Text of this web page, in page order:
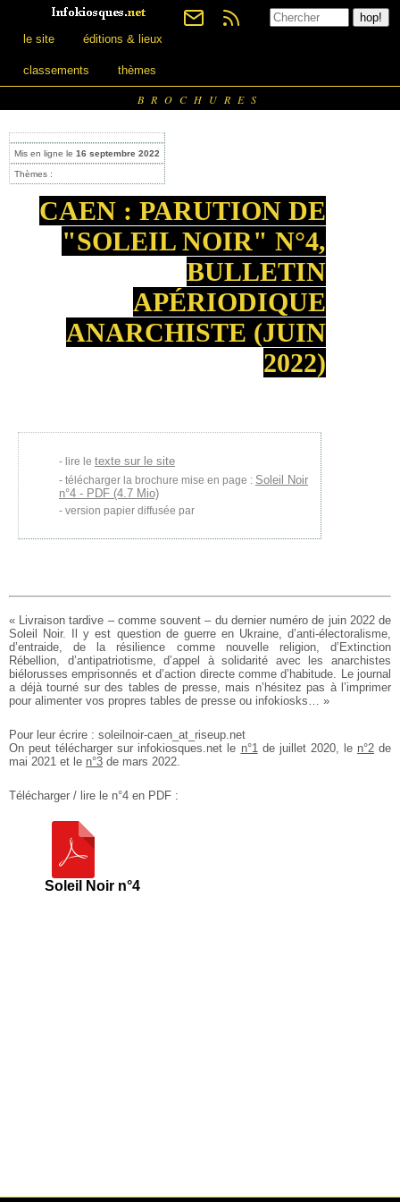
le site éditions & lieux
classements thèmes
BROCHURES
Mis en ligne le 16 septembre 2022
Thèmes :
CAEN : PARUTION DE
"SOLEIL NOIR" N°4,
BULLETIN
APÉRIODIQUE
ANARCHISTE (JUIN
2022)
lire le texte sur le site
télécharger la brochure mise en page : Soleil Noir
n°4 - PDF (4.7 Mio)
version papier diffusée par
« Livraison tardive – comme souvent – du dernier numéro de juin 2022 de
Soleil Noir. Il y est question de guerre en Ukraine, d’anti-électoralisme,
d’entraide, de la résilience comme nouvelle religion, d’Extinction
Rébellion, d’antipatriotisme, d’appel à solidarité avec les anarchistes
biélorusses emprisonnés et d’action directe comme d’habitude. Le journal
a déjà tourné sur des tables de presse, mais n’hésitez pas à l’imprimer
pour alimenter vos propres tables de presse ou infokiosks… »
Pour leur écrire : soleilnoir-caen_at_riseup.net
On peut télécharger sur infokiosques.net le n°1de juillet 2020, le n°2de
mai 2021 et le n°3 de mars 2022.
Télécharger / lire le n°4 en PDF :
Soleil Noir n°4